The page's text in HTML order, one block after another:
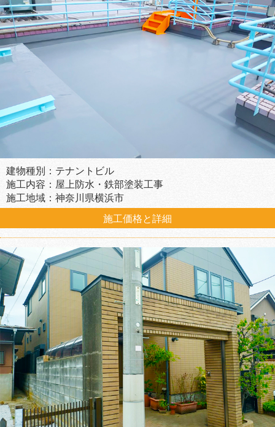
建物種別：テナントビル
施工内容：屋上防水・鉄部塗装工事
施工地域：神奈川県横浜市
施工価格と詳細